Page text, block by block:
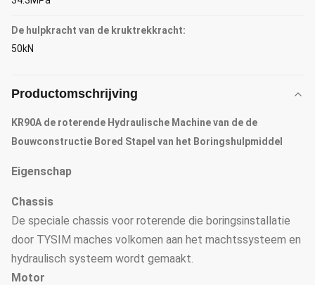
De hulpkracht van de kruktrekkracht:
50kN
Productomschrijving
KR90A de roterende Hydraulische Machine van de de
Bouwconstructie Bored Stapel van het Boringshulpmiddel
Eigenschap
Chassis
De speciale chassis voor roterende die boringsinstallatie
door TYSIM maches volkomen aan het machtssysteem en
hydraulisch systeem wordt gemaakt.
Motor